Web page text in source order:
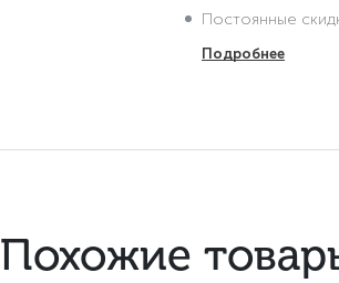
Постоянные
Подробнее
Похожие